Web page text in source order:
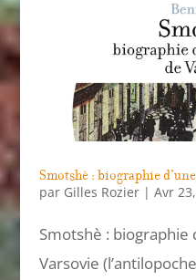
Smotshè : biographie
par Gilles Rozier| Avr
Smotshè : biographie
Varsovie